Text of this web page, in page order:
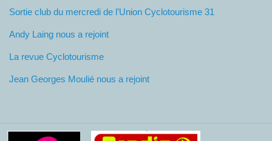
Sortie club du mercredi de l’Union Cyclotourisme 31
Andy Laing nous a rejoint
La revue Cyclotourisme
Jean Georges Moulié nous a rejoint